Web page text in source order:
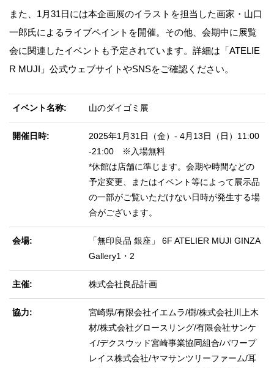
また、1月31日には本企画展のイラストを担当した画家・山口
一郎氏によるライブペイントを開催。その他、会期中に展覧
会に関連したイベントも予定されています。詳細は「ATELIE
R MUJI」公式ウェブサイトやSNSをご確認ください。
イベント名称 山のダイゴミ展
開催日時
2025年1月31日（金）- 4月13日（日）11:00
-21:00 ※入場無料
*休館は店舗に準じます。会期や時間などの
予定変更、またはイベント等によって展示品
の一部がご覧いただけない日時が発生する場
合がございます。
会場
「無印良品 銀座」 6F ATELIER MUJI GINZA
Gallery1・2
主催 株式会社良品計画
協力
宮崎県/有限会社イエムラ/樹/株式会社川上木
材/株式会社グロースリング/有限会社サンケ
イ/デクスウッド宮崎事業協同組合/パワープ
レイス株式会社/ヤマサンツリーファーム/耳